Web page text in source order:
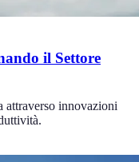
il Settore
attraverso innovazioni